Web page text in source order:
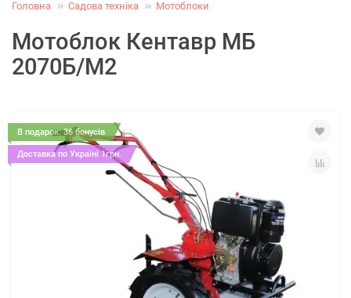
Головна Садова техніка Мотоблоки
Мотоблок Кентавр МБ
2070Б/М2
В подарок: 36 бонусів
Доставка по Україні 1грн.